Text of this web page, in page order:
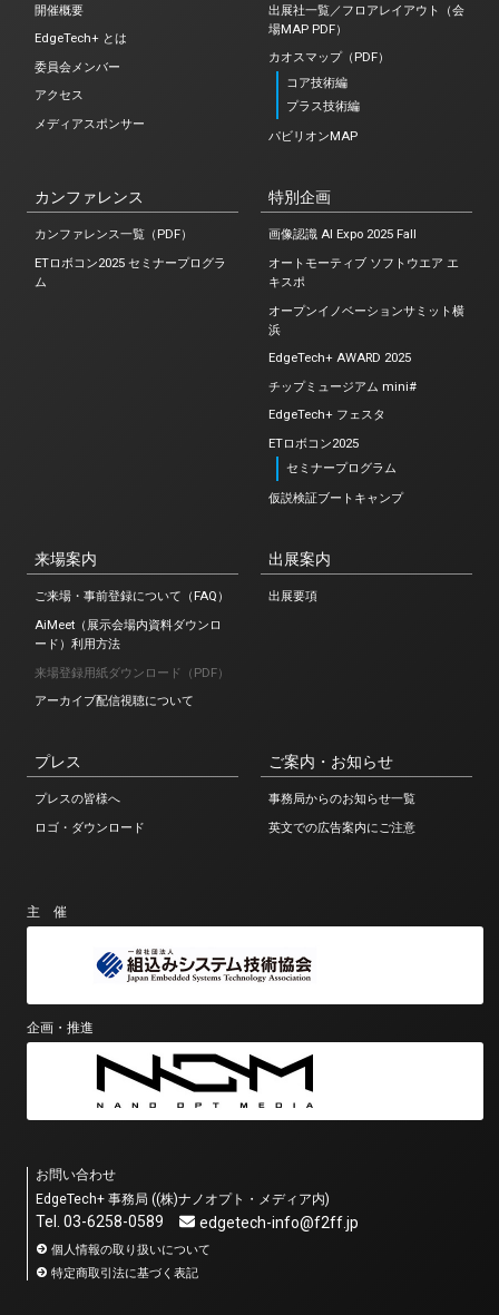
開催概要
EdgeTech+ とは
委員会メンバー
アクセス
メディアスポンサー
出展社一覧／フロアレイアウト（会
場MAP PDF）
カオスマップ（PDF）
コア技術編
プラス技術編
パビリオンMAP
カンファレンス
カンファレンス一覧（PDF）
ETロボコン2025 セミナープログラ
ム
特別企画
画像認識 AI Expo 2025 Fall
オートモーティブ ソフトウエア エ
キスポ
オープンイノベーションサミット横
浜
EdgeTech+ AWARD 2025
チップミュージアム mini#
EdgeTech+ フェスタ
ETロボコン2025
セミナープログラム
仮説検証ブートキャンプ
来場案内
ご来場・事前登録について（FAQ）
AiMeet（展示会場内資料ダウンロ
ード）利用方法
来場登録用紙ダウンロード（PDF）
アーカイブ配信視聴について
出展案内
出展要項
プレス
プレスの皆様へ
ロゴ・ダウンロード
ご案内・お知らせ
事務局からのお知らせ一覧
英文での広告案内にご注意
主 催
企画・推進
お問い合わせ
EdgeTech+ 事務局 ((株)ナノオプト・メディア内)
Tel. 03-6258-0589 edgetech-info@f2ff.jp
個人情報の取り扱いについて
特定商取引法に基づく表記